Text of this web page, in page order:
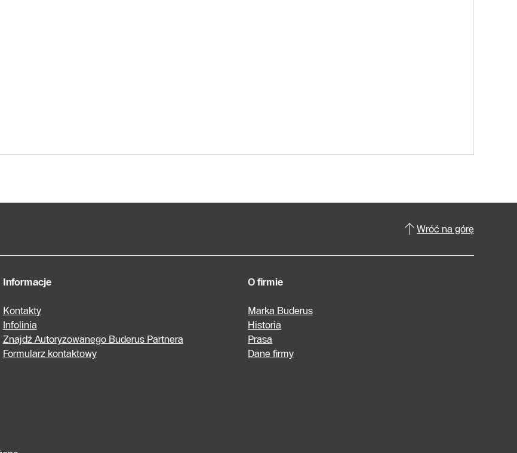
Partnera
Wróć na górę
Informacje
Kontakty
Infolinia
Znajdź Autoryzowanego Buderus Partnera
Formularz kontaktowy
O firmie
Marka Buderus
Historia
Prasa
Dane firmy